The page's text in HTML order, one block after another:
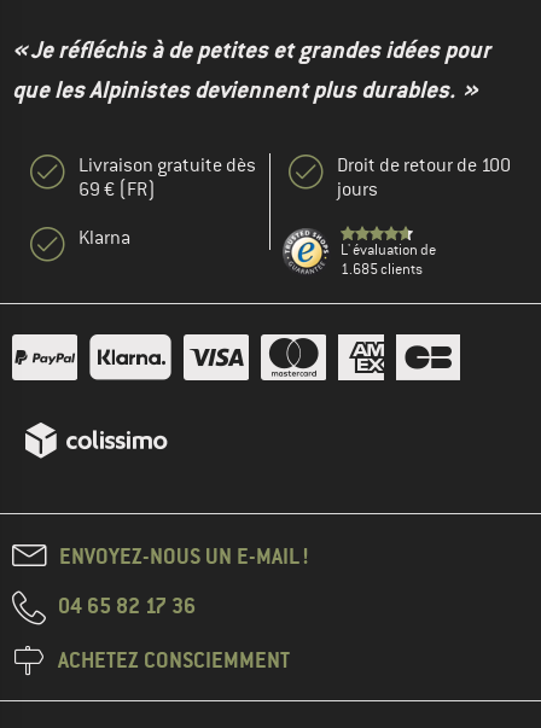
« Je réfléchis à de petites et grandes idées pour
que les Alpinistes deviennent plus durables. »
Livraison gratuite dès
69 € (FR)
Klarna
Droit de retour de 100
jours
L' évaluation de
1.685 clients
ENVOYEZ-NOUS UN E-MAIL !
04 65 82 17 36
ACHETEZ CONSCIEMMENT